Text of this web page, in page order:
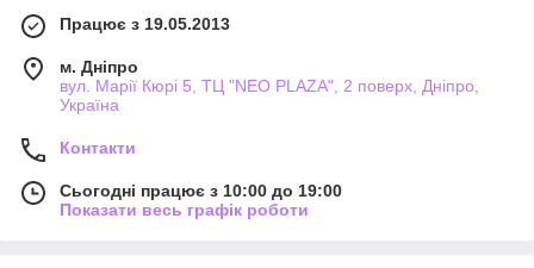
Працює з 19.05.2013
м. Дніпро
вул. Марії Кюрі 5, ТЦ "NEO PLAZA", 2 поверх, Дніпро,
Україна
Контакти
Сьогодні працює з 10:00 до 19:00
Показати весь графік роботи